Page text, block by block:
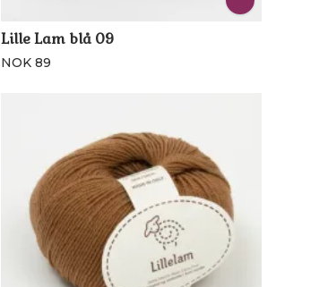
Lille Lam blå 09
NOK 89